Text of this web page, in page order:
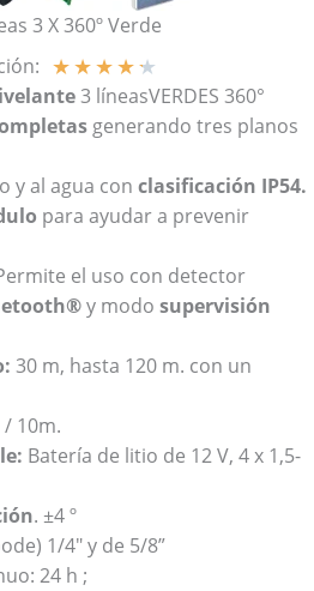
3 X 360º Verde
★★★★★
3 líneasVERDES 360°
generando tres planos
y al agua con clasificación IP54.
para ayudar a prevenir
el uso con detector
y modo supervisión
30 m, hasta 120 m. con un
10m.
Batería de litio de 12 V, 4 x 1,5-
. ±4 º
1/4″ y de 5/8”
24 h ;